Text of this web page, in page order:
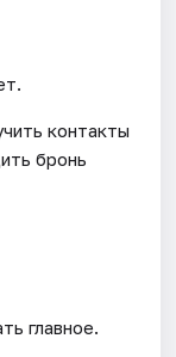
контакты
бронь
главное.